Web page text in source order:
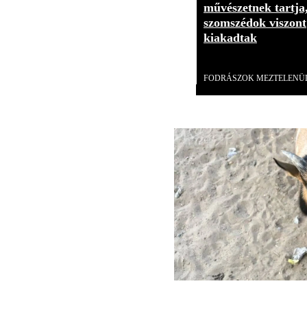
művészetnek
szomszédok viszont
kiakadtak
FODRÁSZOK